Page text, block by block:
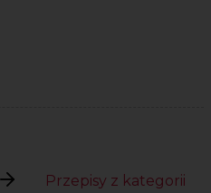
Przepisy z kategorii